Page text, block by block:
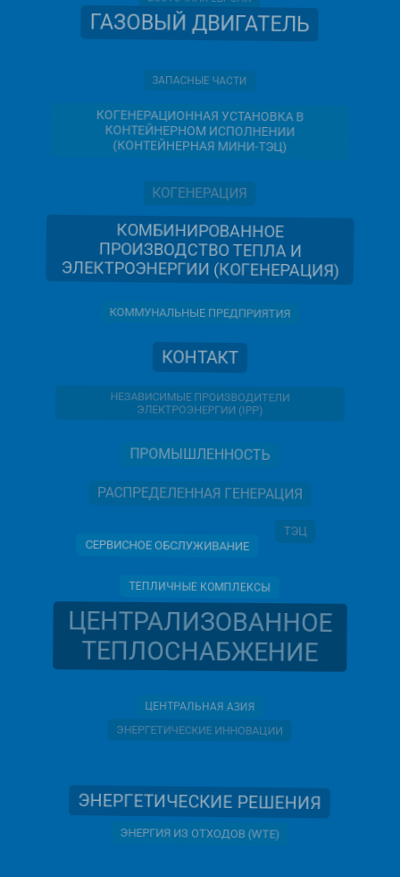
ГАЗОВЫЙ ДВИГАТЕЛЬ
ЗАПАСНЫЕ ЧАСТИ
КОГЕНЕРАЦИОННАЯ УСТАНОВКА В
КОНТЕЙНЕРНОМ ИСПОЛНЕНИИ
(КОНТЕЙНЕРНАЯ МИНИ-ТЭЦ)
КОГЕНЕРАЦИЯ
КОМБИНИРОВАННОЕ
ПРОИЗВОДСТВО ТЕПЛА И
ЭЛЕКТРОЭНЕРГИИ (КОГЕНЕРАЦИЯ)
КОММУНАЛЬНЫЕ ПРЕДПРИЯТИЯ
КОНТАКТ
НЕЗАВИСИМЫЕ ПРОИЗВОДИТЕЛИ
ЭЛЕКТРОЭНЕРГИИ (IPP)
ПРОМЫШЛЕННОСТЬ
РАСПРЕДЕЛЕННАЯ ГЕНЕРАЦИЯ
СЕРВИСНОЕ ОБСЛУЖИВАНИЕ
ТЭЦ
ТЕПЛИЧНЫЕ КОМПЛЕКСЫ
ЦЕНТРАЛИЗОВАННОЕ
ТЕПЛОСНАБЖЕНИЕ
ЦЕНТРАЛЬНАЯ АЗИЯ
ЭНЕРГЕТИЧЕСКИЕ ИННОВАЦИИ
ЭНЕРГЕТИЧЕСКИЕ РЕШЕНИЯ